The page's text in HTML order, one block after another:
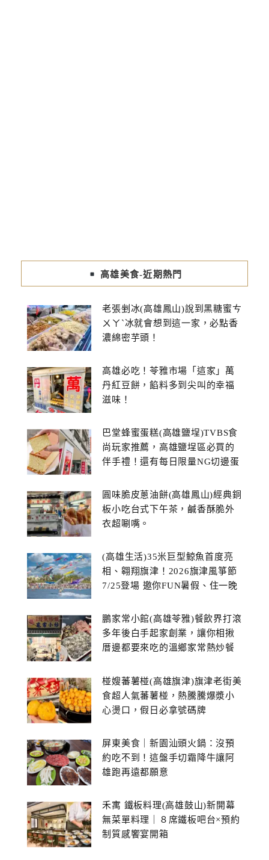
高雄美食-近期熱門
老張剉冰(高雄鳳山)說到黑糖蜜ㄘ
ㄨㄚˋ冰就會想到這一家，必點香
濃綿密芋頭！
高雄必吃！苓雅市場「這家」萬
丹紅豆餅，餡料多到尖叫的幸福
滋味！
巴堂蜂蜜蛋糕(高雄鹽埕)TVBS食
尚玩家推薦，高雄鹽埕區必買的
伴手禮！還有每日限量NG切邊蛋
圓味脆皮蔥油餅(高雄鳳山)經典銅
板小吃台式下午茶，鹹香酥脆外
衣超唰嘴。
(高雄生活)35米巨型鯨魚首度亮
相、翱翔旗津！2026旗津風箏節
7/25登場 邀你FUN暑假、住一晚
鵬家常小館(高雄苓雅)餐飲界打滾
多年後白手起家創業，讓你相揪
厝邊都要來吃的溫鄉家常熱炒餐
椪嫂蕃薯椪(高雄旗津)旗津老街美
食超人氣蕃薯椪，熱騰騰爆漿小
心燙口，假日必拿號碼牌
屏東美食｜新園汕頭火鍋：沒預
約吃不到！這盤手切霜降牛讓阿
雄跑再遠都願意
禾寓 鐵板料理(高雄鼓山)新開幕
無菜單料理｜８席鐵板吧台×預約
制質感饗宴開箱